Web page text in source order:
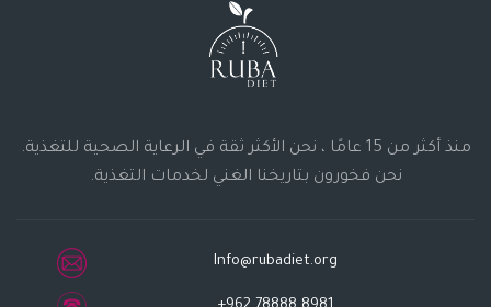
منذ أكثر من 15 عامًا ، نحن الأكثر ثقة في الرعاية الصحية للتغذية.
نحن فخورون بتاريخنا الغني لخدمات التغذية.
Info@rubadiet.org